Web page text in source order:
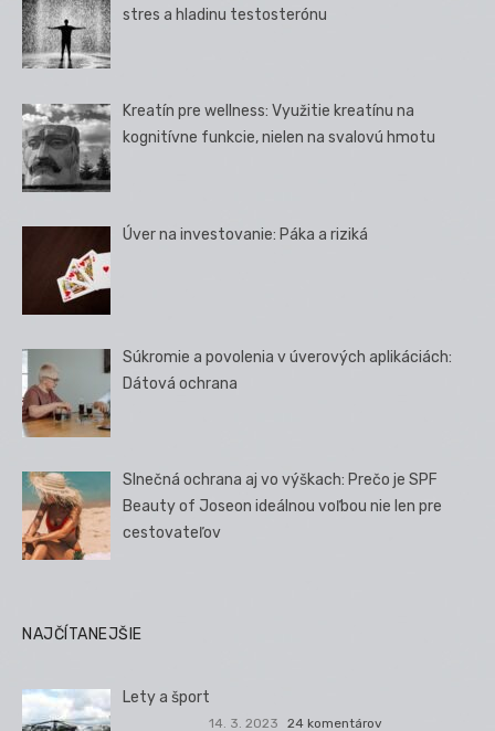
stres a hladinu testosterónu
Kreatín pre wellness: Využitie kreatínu na
kognitívne funkcie, nielen na svalovú hmotu
Úver na investovanie: Páka a riziká
Súkromie a povolenia v úverových aplikáciách:
Dátová ochrana
Slnečná ochrana aj vo výškach: Prečo je SPF
Beauty of Joseon ideálnou voľbou nie len pre
cestovateľov
NAJČÍTANEJŠIE
Lety a šport
14. 3. 2023 24 komentárov